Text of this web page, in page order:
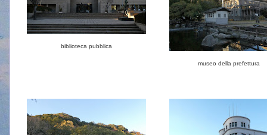
biblioteca pubblica
museo della prefettura